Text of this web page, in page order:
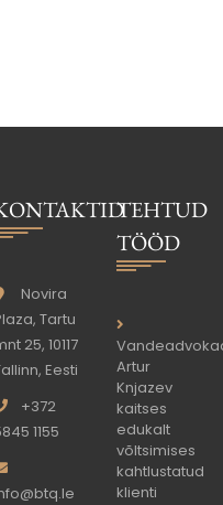
Novira
Tartu
25, 10117
Eesti
+372
1155
TEHTUD
TÖÖD
Artur
Knjazev
kaitses
edukalt
võltsimises
kahtlustatud
klienti